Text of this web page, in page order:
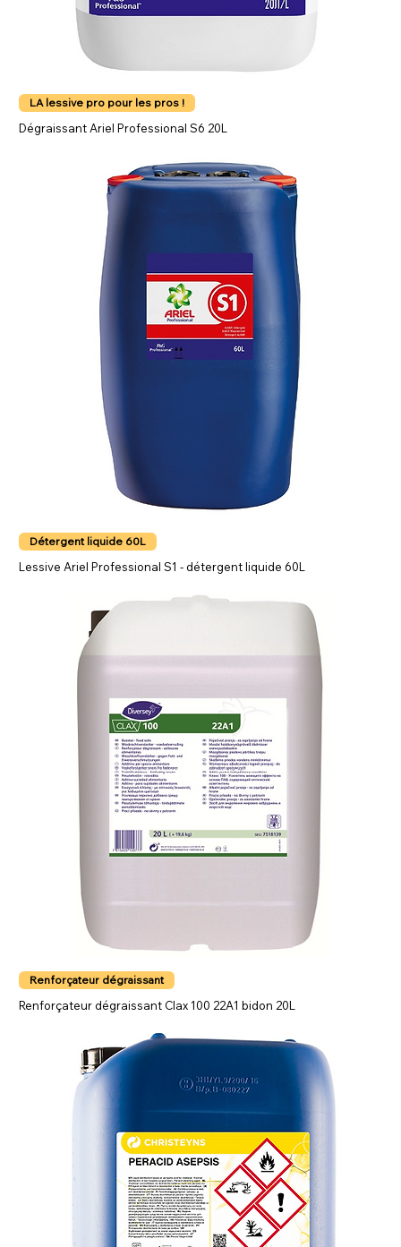
LA lessive pro pour les pros !
Dégraissant Ariel Professional S6 20L
Détergent liquide 60L
Lessive Ariel Professional S1 - détergent liquide 60L
Renforçateur dégraissant
Renforçateur dégraissant Clax 100 22A1 bidon 20L